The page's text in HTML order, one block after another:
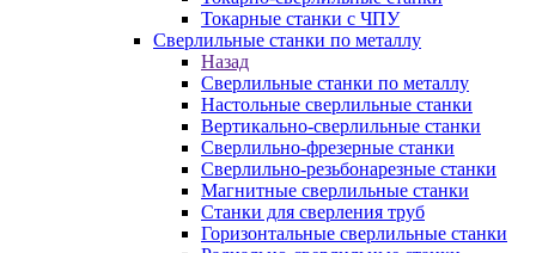
Токарные станки с ЧПУ
Сверлильные станки по металлу
Назад
Сверлильные станки по металлу
Настольные сверлильные станки
Вертикально-сверлильные станки
Сверлильно-фрезерные станки
Сверлильно-резьбонарезные станки
Магнитные сверлильные станки
Станки для сверления труб
Горизонтальные сверлильные станки